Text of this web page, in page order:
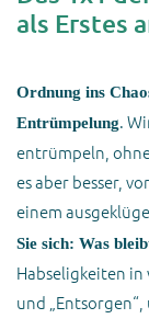
als Erstes
Ordnung ins
Entrümpelung.
entrümpeln, ohne
es aber besser,
einem
Sie sich: Was
Habseligkeiten in
und